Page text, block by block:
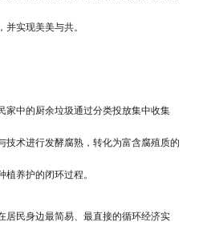
实现美美与共。
家中的厨余垃圾通过分类投放集中收集
技术进行发酵腐熟，转化为富含腐殖质的
养护的闭环过程。
居民身边最简易、最直接的循环经济实